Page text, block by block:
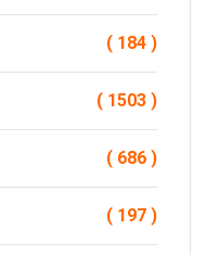
( 184 )
( 1503 )
( 686 )
( 197 )